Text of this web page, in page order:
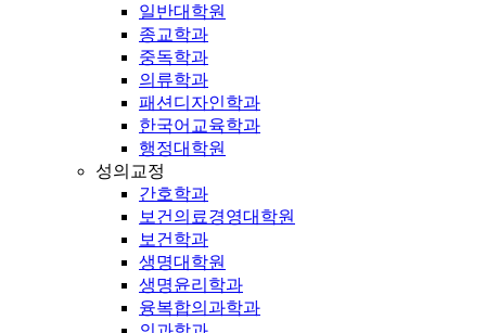
일반대학원
종교학과
중독학과
의류학과
패션디자인학과
한국어교육학과
행정대학원
성의교정
간호학과
보건의료경영대학원
보건학과
생명대학원
생명윤리학과
융복합의과학과